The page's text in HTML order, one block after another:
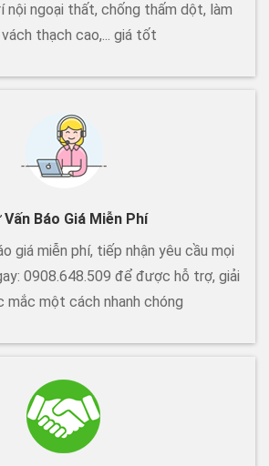
nội ngoại thất, chống thấm dột, làm
thạch cao,... giá tốt
Vấn Báo Giá Miễn Phí
giá miễn phí, tiếp nhận yêu cầu mọi
0908.648.509 để được hỗ trợ, giải
mắc một cách nhanh chóng